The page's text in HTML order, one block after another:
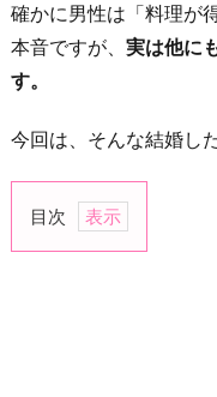
確かに男性は「料理が
本音ですが、 実は他に
す。
今回は、そんな結婚し
目次
1.